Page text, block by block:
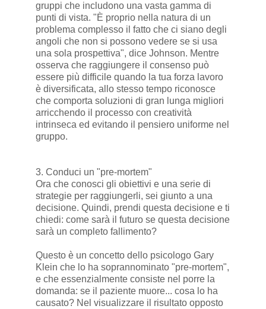
gruppi che includono una vasta gamma di
punti di vista. "È proprio nella natura di un
problema complesso il fatto che ci siano degli
angoli che non si possono vedere se si usa
una sola prospettiva", dice Johnson. Mentre
osserva che raggiungere il consenso può
essere più difficile quando la tua forza lavoro
è diversificata, allo stesso tempo riconosce
che comporta soluzioni di gran lunga migliori
arricchendo il processo con creatività
intrinseca ed evitando il pensiero uniforme nel
gruppo.
3. Conduci un "pre-mortem"
Ora che conosci gli obiettivi e una serie di
strategie per raggiungerli, sei giunto a una
decisione. Quindi, prendi questa decisione e ti
chiedi: come sarà il futuro se questa decisione
sarà un completo fallimento?
Questo è un concetto dello psicologo Gary
Klein che lo ha soprannominato "pre-mortem",
e che essenzialmente consiste nel porre la
domanda: se il paziente muore... cosa lo ha
causato? Nel visualizzare il risultato opposto